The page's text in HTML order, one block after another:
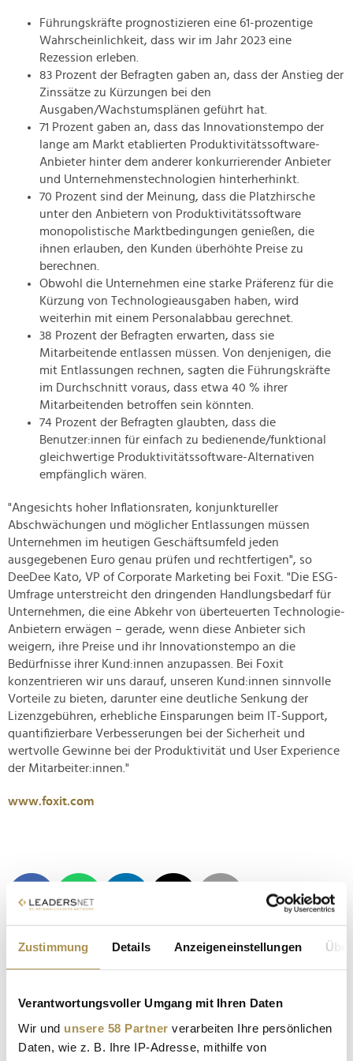
Zustimmung Details Anzeigeneinstellungen
Verantwortungsvoller Umgang mit Ihren Daten
Wir und unsere 58 Partner verarbeiten Ihre persönlichen
Daten, wie z. B. Ihre IP-Adresse, mithilfe von
Führungskräfte prognostizieren eine 61-prozentige
Wahrscheinlichkeit, dass wir im Jahr 2023 eine
Rezession erleben.
83 Prozent der Befragten gaben an, dass der Anstieg der
Zinssätze zu Kürzungen bei den
Ausgaben/Wachstumsplänen geführt hat.
71 Prozent gaben an, dass das Innovationstempo der
lange am Markt etablierten Produktivitätssoftware-
Anbieter hinter dem anderer konkurrierender Anbieter
und Unternehmenstechnologien hinterherhinkt.
70 Prozent sind der Meinung, dass die Platzhirsche
unter den Anbietern von Produktivitätssoftware
monopolistische Marktbedingungen genießen, die
ihnen erlauben, den Kunden überhöhte Preise zu
berechnen.
Obwohl die Unternehmen eine starke Präferenz für die
Kürzung von Technologieausgaben haben, wird
weiterhin mit einem Personalabbau gerechnet.
38 Prozent der Befragten erwarten, dass sie
Mitarbeitende entlassen müssen. Von denjenigen, die
mit Entlassungen rechnen, sagten die Führungskräfte
im Durchschnitt voraus, dass etwa 40 % ihrer
Mitarbeitenden betroffen sein könnten.
74 Prozent der Befragten glaubten, dass die
Benutzer:innen für einfach zu bedienende/funktional
gleichwertige Produktivitätssoftware-Alternativen
empfänglich wären.
"Angesichts hoher Inflationsraten, konjunktureller
Abschwächungen und möglicher Entlassungen müssen
Unternehmen im heutigen Geschäftsumfeld jeden
ausgegebenen Euro genau prüfen und rechtfertigen", so
DeeDee Kato, VP of Corporate Marketing bei Foxit. "Die ESG-
Umfrage unterstreicht den dringenden Handlungsbedarf für
Unternehmen, die eine Abkehr von überteuerten Technologie-
Anbietern erwägen – gerade, wenn diese Anbieter sich
weigern, ihre Preise und ihr Innovationstempo an die
Bedürfnisse ihrer Kund:innen anzupassen. Bei Foxit
konzentrieren wir uns darauf, unseren Kund:innen sinnvolle
Vorteile zu bieten, darunter eine deutliche Senkung der
Lizenzgebühren, erhebliche Einsparungen beim IT-Support,
quantifizierbare Verbesserungen bei der Sicherheit und
wertvolle Gewinne bei der Produktivität und User Experience
der Mitarbeiter:innen."
www.foxit.com
FOXIT ENTERPRISE STRATEGY GROUP
UMFRAGE IT IT-KOSTEN